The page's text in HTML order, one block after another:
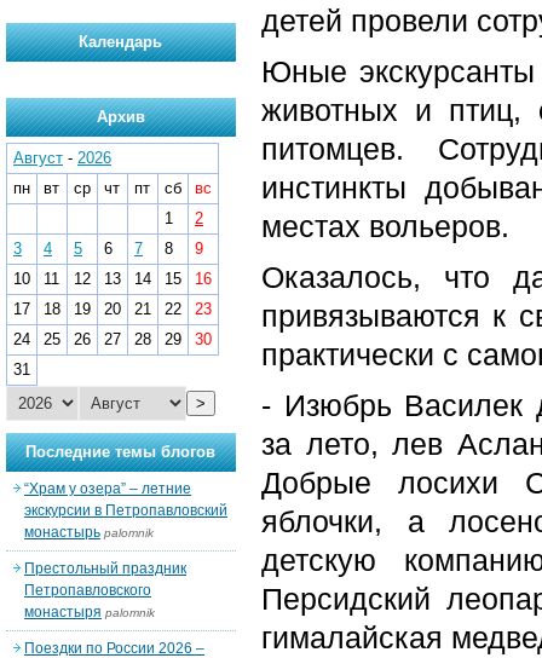
детей провели
Юные
животных и птиц,
питомцев.
инстинкты
местах вольеров.
Оказалось, что
привязываются к
практически с
- Изюбрь Василек
за лето, лев
Добрые лосихи
яблочки, а
детскую
Персидский
гималайская
Календарь
Архив
Август - 2026
пн
вт ср чт пт сб
вс
1
2
3
4 5 6 7 8
9
10
11 12 13 14 15
16
17
18 19 20 21 22
23
24
25 26 27 28 29
30
31
>
Последние темы блогов
“Храм у озера” – летние
экскурсии в Петропавловский
монастырь palomnik
Престольный праздник
Петропавловского
монастыря palomnik
Поездки по России 2026 –